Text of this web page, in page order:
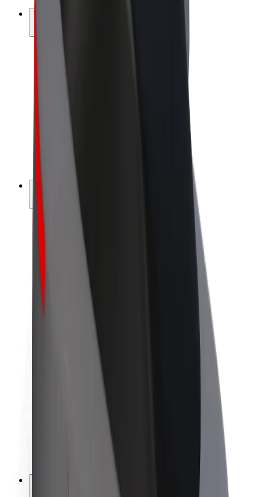
Vydělávejte s Boltem
Řidiči
Franšízy
Kariéra
O společnosti Bolt
Udržitelnost podle Boltu
Projekt Zero
Tiskové centrum
Pokyny ke značce
Naše poslání
Vztahy s investory